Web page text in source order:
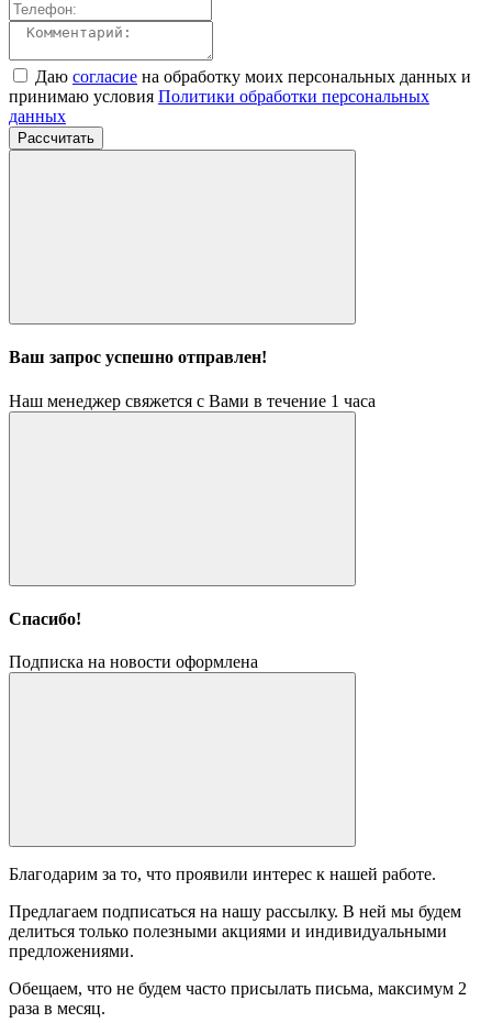
Даю согласие на обработку моих персональных данных и
принимаю условия Политики обработки персональных
данных
Рассчитать
Ваш запрос успешно отправлен!
Наш менеджер свяжется с Вами в течение 1 часа
Спасибо!
Подписка на новости оформлена
Благодарим за то, что проявили интерес к нашей работе.
Предлагаем подписаться на нашу рассылку. В ней мы будем
делиться только полезными акциями и индивидуальными
предложениями.
Обещаем, что не будем часто присылать письма, максимум 2
раза в месяц.